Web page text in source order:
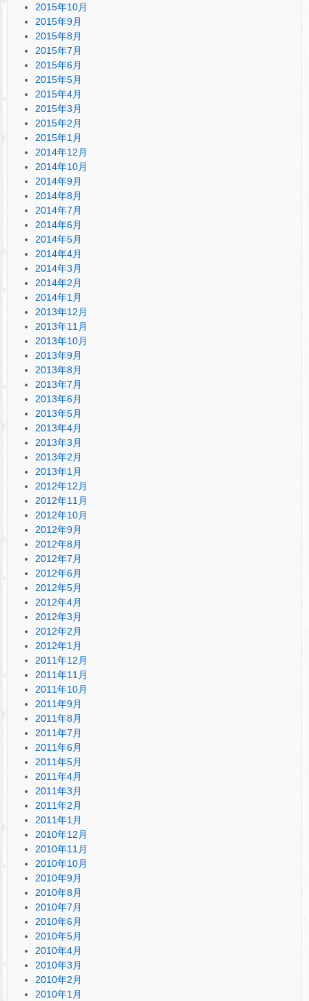
2015年10月
2015年9月
2015年8月
2015年7月
2015年6月
2015年5月
2015年4月
2015年3月
2015年2月
2015年1月
2014年12月
2014年10月
2014年9月
2014年8月
2014年7月
2014年6月
2014年5月
2014年4月
2014年3月
2014年2月
2014年1月
2013年12月
2013年11月
2013年10月
2013年9月
2013年8月
2013年7月
2013年6月
2013年5月
2013年4月
2013年3月
2013年2月
2013年1月
2012年12月
2012年11月
2012年10月
2012年9月
2012年8月
2012年7月
2012年6月
2012年5月
2012年4月
2012年3月
2012年2月
2012年1月
2011年12月
2011年11月
2011年10月
2011年9月
2011年8月
2011年7月
2011年6月
2011年5月
2011年4月
2011年3月
2011年2月
2011年1月
2010年12月
2010年11月
2010年10月
2010年9月
2010年8月
2010年7月
2010年6月
2010年5月
2010年4月
2010年3月
2010年2月
2010年1月